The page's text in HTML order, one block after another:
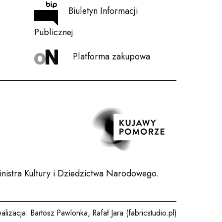
Biuletyn Informacji
Publicznej
Platforma zakupowa
Kultury i Dziedzictwa Narodowego.
Bartosz Pawlonka, Rafał Jara (fabricstudio.pl)